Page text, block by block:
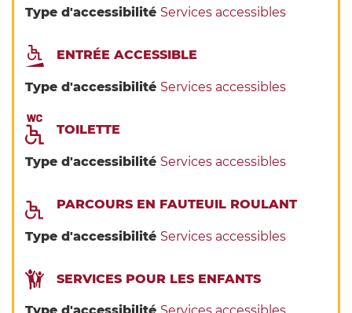
Type d'accessibilité Services accessibles
ENTRÉE ACCESSIBLE
Type d'accessibilité Services accessibles
TOILETTE
Type d'accessibilité Services accessibles
PARCOURS EN FAUTEUIL ROULANT
Type d'accessibilité Services accessibles
SERVICES POUR LES ENFANTS